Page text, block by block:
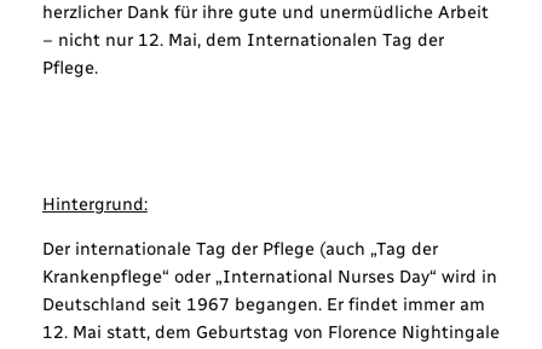
herzlicher Dank für ihre gute und unermüdliche Arbeit
– nicht nur 12. Mai, dem Internationalen Tag der
Pflege.
Hintergrund:
Der internationale Tag der Pflege (auch „Tag der
Krankenpflege“ oder „International Nurses Day“ wird in
Deutschland seit 1967 begangen. Er findet immer am
12. Mai statt, dem Geburtstag von Florence Nightingale